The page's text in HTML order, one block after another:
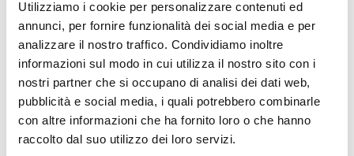
Utilizziamo i cookie per personalizzare contenuti ed
annunci, per fornire funzionalità dei social media e per
analizzare il nostro traffico. Condividiamo inoltre
informazioni sul modo in cui utilizza il nostro sito con i
nostri partner che si occupano di analisi dei dati web,
pubblicità e social media, i quali potrebbero combinarle
con altre informazioni che ha fornito loro o che hanno
raccolto dal suo utilizzo dei loro servizi.
La redazione non è responsabile di eventuali inesattezze o
variazioni nel programma degli eventi riportati. In caso di
annullamento, variazione, modifica delle informazioni di un
evento potete scrivere ainfotur@comune.fe.it.